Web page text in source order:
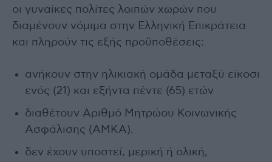
οι γυναίκες πολίτες λοιπών χωρών που
διαμένουν νόμιμα στην Ελληνική Επικράτεια
και πληρούν τις εξής προϋποθέσεις:
ανήκουν στην ηλικιακή ομάδα μεταξύ είκοσι
ενός (21) και εξήντα πέντε (65) ετών
διαθέτουν Αριθμό Μητρώου Κοινωνικής
Ασφάλισης (ΑΜΚΑ).
δεν έχουν υποστεί, μερική ή ολική,